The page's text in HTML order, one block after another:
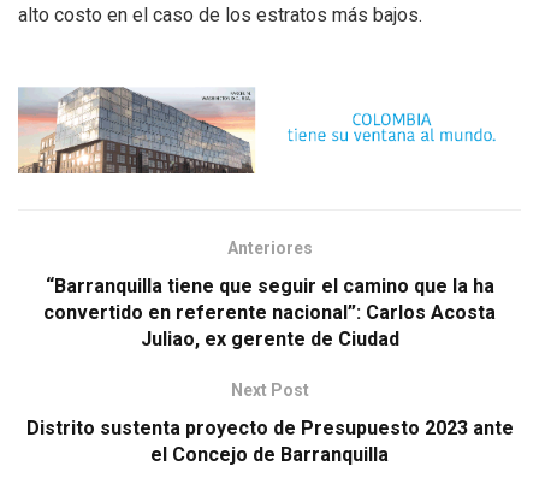
alto costo en el caso de los estratos más bajos.
Anteriores
“Barranquilla tiene que seguir el camino que la ha
convertido en referente nacional”: Carlos Acosta
Juliao, ex gerente de Ciudad
Next Post
Distrito sustenta proyecto de Presupuesto 2023 ante
el Concejo de Barranquilla